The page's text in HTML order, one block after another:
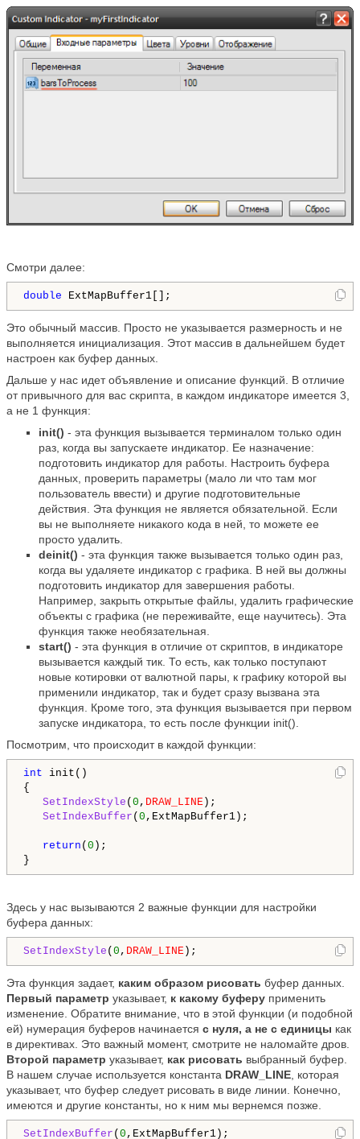
Смотри далее:
double ExtMapBuffer1[];
Это обычный массив. Просто не указывается размерность и не
выполняется инициализация. Этот массив в дальнейшем будет
настроен как буфер данных.
Дальше у нас идет объявление и описание функций. В отличие
от привычного для вас скрипта, в каждом индикаторе имеется 3,
а не 1 функция:
init() - эта функция вызывается терминалом только один
раз, когда вы запускаете индикатор. Ее назначение:
подготовить индикатор для работы. Настроить буфера
данных, проверить параметры (мало ли что там мог
пользователь ввести) и другие подготовительные
действия. Эта функция не является обязательной. Если
вы не выполняете никакого кода в ней, то можете ее
просто удалить.
deinit() - эта функция также вызывается только один раз,
когда вы удаляете индикатор с графика. В ней вы должны
подготовить индикатор для завершения работы.
Например, закрыть открытые файлы, удалить графические
объекты с графика (не переживайте, еще научитесь). Эта
функция также необязательная.
start() - эта функция в отличие от скриптов, в индикаторе
вызывается каждый тик. То есть, как только поступают
новые котировки от валютной пары, к графику которой вы
применили индикатор, так и будет сразу вызвана эта
функция. Кроме того, эта функция вызывается при первом
запуске индикатора, то есть после функции init().
Посмотрим, что происходит в каждой функции:
int init()
{
SetIndexStyle (0 , DRAW_LINE);
SetIndexBuffer (0 ,ExtMapBuffer1);
return (0 );
}
Здесь у нас вызываются 2 важные функции для настройки
буфера данных:
SetIndexStyle (0 , DRAW_LINE);
Эта функция задает, каким образом рисовать буфер данных.
Первый параметр указывает, к какому буферу применить
изменение. Обратите внимание, что в этой функции (и подобной
ей) нумерация буферов начинается с нуля, а не с единицы как
в директивах. Это важный момент, смотрите не наломайте дров.
Второй параметр указывает, как рисовать выбранный буфер.
В нашем случае используется константа DRAW_LINE , которая
указывает, что буфер следует рисовать в виде линии. Конечно,
имеются и другие константы, но к ним мы вернемся позже.
SetIndexBuffer (0 ,ExtMapBuffer1);